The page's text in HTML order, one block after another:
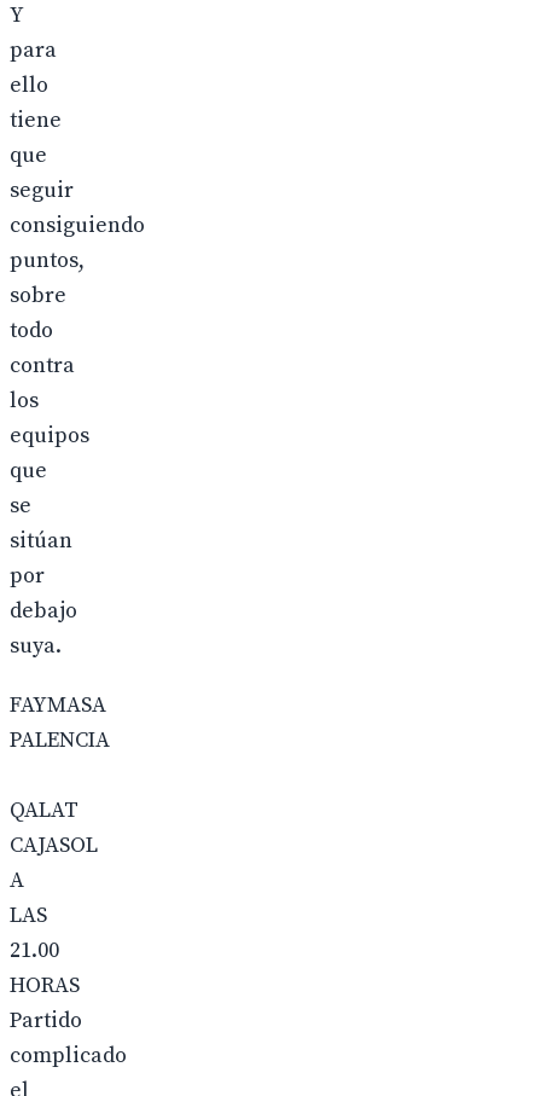
Y
para
ello
tiene
que
seguir
consiguiendo
puntos,
sobre
todo
contra
los
equipos
que
se
sitúan
por
debajo
suya.
FAYMASA
PALENCIA
QALAT
CAJASOL
A
LAS
21.00
HORAS
Partido
complicado